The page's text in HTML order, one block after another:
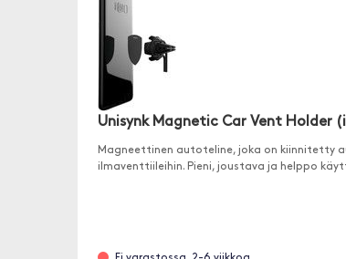
Unisynk Magnetic Car Vent Holder
Magneettinen autoteline, joka on kiinnitetty
ilmaventtiileihin. Pieni, joustava ja helppo